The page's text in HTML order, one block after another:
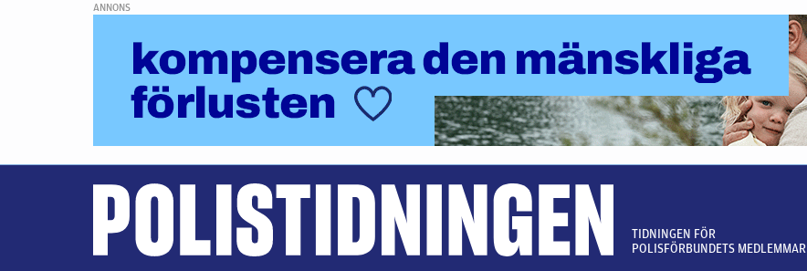
ANNONS
TIDNINGEN FÖR
POLISFÖRBUNDETS MEDLEMMAR